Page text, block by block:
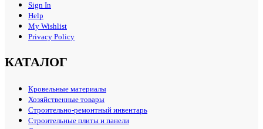
Sign In
Help
My Wishlist
Privacy Policy
КАТАЛОГ
Кровельные материалы
Хозяйственные товары
Строительно-ремонтный инвентарь
Строительные плиты и панели